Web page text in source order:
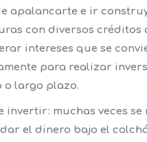
apalancarte e ir
con diversos
intereses que se
para realizar
o largo plazo.
invertir: muchas veces
el dinero bajo el